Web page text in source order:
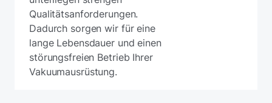
Qualitätsanforderungen.
Dadurch sorgen wir für eine
lange Lebensdauer und einen
störungsfreien Betrieb Ihrer
Vakuumausrüstung.